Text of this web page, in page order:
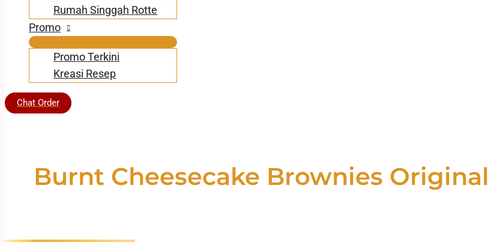
Rumah Singgah Rotte
Promo
Promo Terkini
Kreasi Resep
Chat Order
Burnt Cheesecake Brownies Original